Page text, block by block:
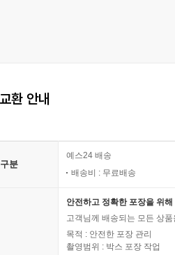
(Local Storage)
소(Session Storage)
기
환 안내
분
예스24 배송
배송비 : 무료배송
안전하고 정확한 포장을 위
고객님께 배송되는 모든 상
목적 : 안전한 포장 관리
촬영범위 : 박스 포장 작업